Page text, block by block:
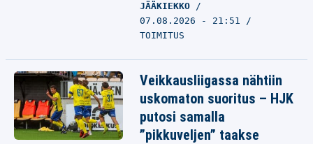
JÄÄKIEKKO
07.08.2026 - 21:51
TOIMITUS
Veikkausliigassa nähtiin
uskomaton suoritus – HJK
putosi samalla
”pikkuveljen” taakse